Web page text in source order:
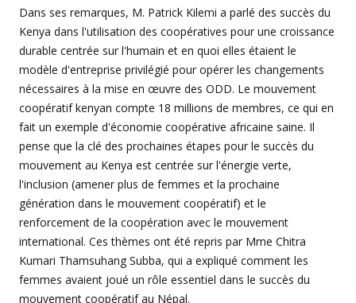
Dans ses remarques, M. Patrick Kilemi a parlé des succès du
Kenya dans l'utilisation des coopératives pour une croissance
durable centrée sur l'humain et en quoi elles étaient le
modèle d'entreprise privilégié pour opérer les changements
nécessaires à la mise en œuvre des ODD. Le mouvement
coopératif kenyan compte 18 millions de membres, ce qui en
fait un exemple d'économie coopérative africaine saine. Il
pense que la clé des prochaines étapes pour le succès du
mouvement au Kenya est centrée sur l'énergie verte,
l'inclusion (amener plus de femmes et la prochaine
génération dans le mouvement coopératif) et le
renforcement de la coopération avec le mouvement
international. Ces thèmes ont été repris par Mme Chitra
Kumari Thamsuhang Subba, qui a expliqué comment les
femmes avaient joué un rôle essentiel dans le succès du
mouvement coopératif au Népal.